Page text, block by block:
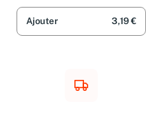
Ajouter 3,19 €